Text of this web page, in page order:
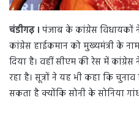
चंडीगढ़ । पंजाब के कांग्रेस विधायकों
कांग्रेस हाईकमान को मुख्यमंत्री के
दिया है। वहीं सीएम की रेस में
रहा है। सूत्रों ने यह भी कहा कि
सकता है क्योंकि सोनी के सोनिया